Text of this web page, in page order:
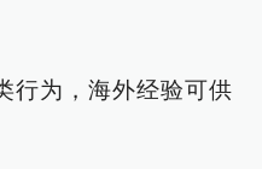
行为，海外经验可供